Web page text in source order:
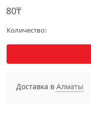
80₸
Количество:
Доставка в Алматы